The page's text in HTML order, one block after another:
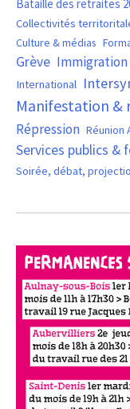
Bataille des retraites
Collectivités
Culture & médias
Grève Immigration
International
Manifestation &
Répression Réunion
Services publics &
Soirée, débat,